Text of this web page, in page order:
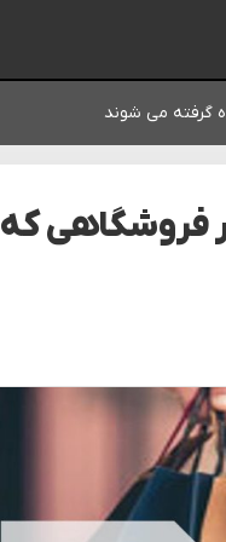
گرفته می شوند
فروشگاهی که